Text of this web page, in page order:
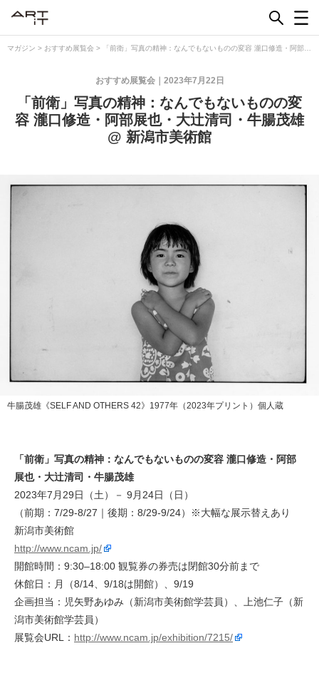
マガジン > おすすめ展覧会 >
「前衛」写真の精神：なんでもないものの変容 瀧口修造・阿部展
2023年7月22日
おすすめ展覧会
「前衛」写真の精神：なんでもないものの変
容 瀧口修造・阿部展也・大辻清司・牛腸茂雄
@ 新潟市美術館
牛腸茂雄《SELF AND OTHERS 42》1977年（2023年プリント）個人蔵
「前衛」写真の精神：なんでもないものの変容 瀧口修造・阿部
展也・大辻清司・牛腸茂雄
2023年7月29日（土）－ 9月24日（日）
（前期：7/29-8/27｜後期：8/29-9/24）※大幅な展示替えあり
新潟市美術館
http://www.ncam.jp/
開館時間：9:30–18:00 観覧券の券売は閉館30分前まで
休館日：月（8/14、9/18は開館）、9/19
企画担当：児矢野あゆみ（新潟市美術館学芸員）、上池仁子（新
潟市美術館学芸員）
展覧会URL： http://www.ncam.jp/exhibition/7215/